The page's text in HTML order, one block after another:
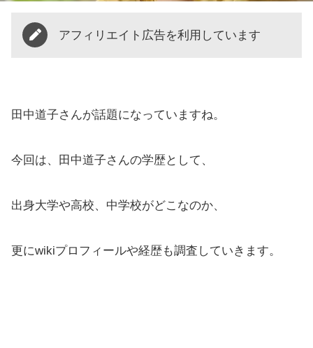
アフィリエイト広告を利用しています
田中道子さんが話題になっていますね。
今回は、田中道子さんの学歴として、
出身大学や高校、中学校がどこなのか、
更にwikiプロフィールや経歴も調査していきます。